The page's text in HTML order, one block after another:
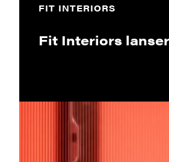
FIT INTERIORS
Fit Interiors